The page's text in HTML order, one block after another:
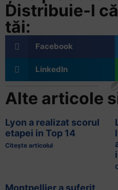
Distribuie-l
tăi:
Facebook
LinkedIn
Alte articole
Lyon a realizat scorul
etapei in Top 14
Citește articolul
Montpellier a suferit